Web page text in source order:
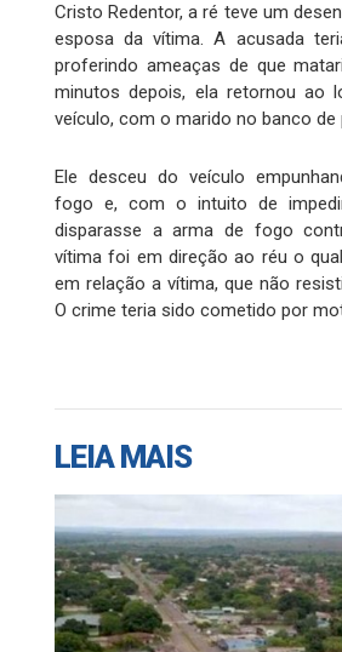
Cristo Redentor, a ré teve um
esposa da vítima. A acusada
proferindo ameaças de que
minutos depois, ela retornou ao
veículo, com o marido no banco de
Ele desceu do veículo
fogo e, com o intuito de
disparasse a arma de fogo
vítima foi em direção ao réu o
em relação a vítima, que não
O crime teria sido cometido por
LEIA MAIS